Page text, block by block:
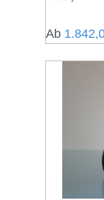
Regulärer
Ab